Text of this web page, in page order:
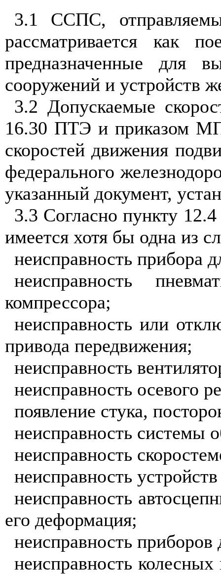
3.1 ССПС,
рассматривается как
предназначенные для
сооружений и устройств
3.2 Допускаемые
16.30 ПТЭ и приказом
скоростей движения
федерального
указанный документ,
3.3 Согласно пункту
имеется хотя бы одна из
неисправность прибора
неисправность
компрессора;
неисправность или
привода передвижения;
неисправность
неисправность осевого
появление стука,
неисправность системы
неисправность
неисправность
неисправность
его деформация;
неисправность
неисправность